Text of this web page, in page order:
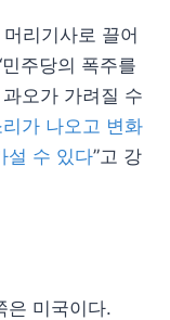
리기사로 끌어
주당의 폭주를
오가 가려질 수
가 나오고 변화
설 수 있다”고 강
은 미국이다.